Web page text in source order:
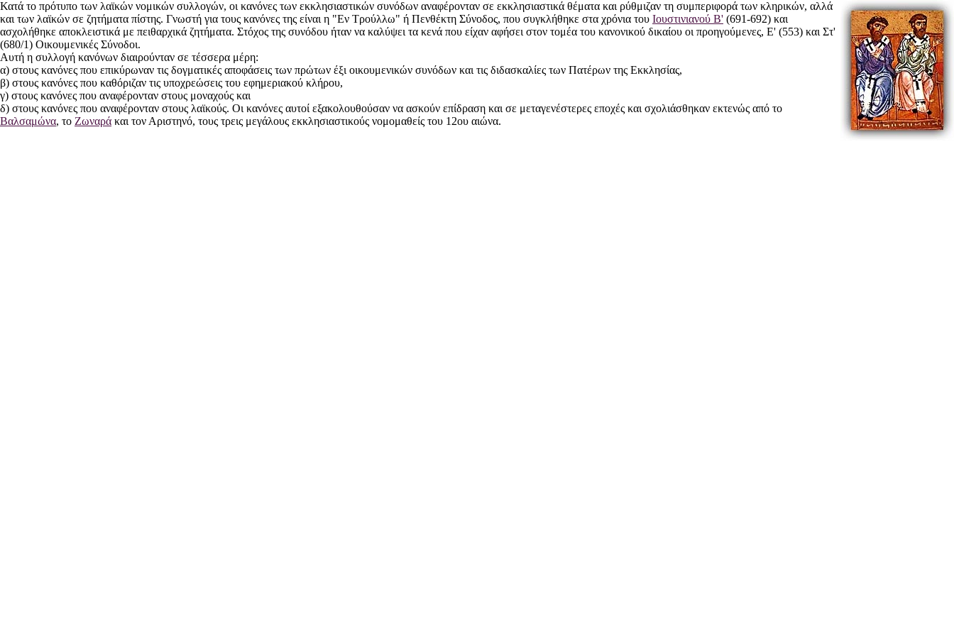
Κατά το πρότυπο των λαϊκών νομικών συλλογών, οι κανόνες των εκκλησιαστικών συνόδων αναφέρονταν σε εκκλησιαστικά θέματα και ρύθμιζαν τη συμπεριφορά των κληρικών, αλλά
και των λαϊκών σε ζητήματα πίστης. Γνωστή για τους κανόνες της είναι η "Εν Τρούλλω" ή Πενθέκτη Σύνοδος, που συγκλήθηκε στα χρόνια του Ιουστινιανού Β' (691-692) και
ασχολήθηκε αποκλειστικά με πειθαρχικά ζητήματα. Στόχος της συνόδου ήταν να καλύψει τα κενά που είχαν αφήσει στον τομέα του κανονικού δικαίου οι προηγούμενες, Ε' (553) και Στ'
(680/1) Οικουμενικές Σύνοδοι.
Αυτή η συλλογή κανόνων διαιρούνταν σε τέσσερα μέρη:
α) στους κανόνες που επικύρωναν τις δογματικές αποφάσεις των πρώτων έξι οικουμενικών συνόδων και τις διδασκαλίες των Πατέρων της Εκκλησίας,
β) στους κανόνες που καθόριζαν τις υποχρεώσεις του εφημεριακού κλήρου,
γ) στους κανόνες που αναφέρονταν στους μοναχούς και
δ) στους κανόνες που αναφέρονταν στους λαϊκούς. Οι κανόνες αυτοί εξακολουθούσαν να ασκούν επίδραση και σε μεταγενέστερες εποχές και σχολιάσθηκαν εκτενώς από το
Βαλσαμώνα, το Ζωναρά και τον Αριστηνό, τους τρεις μεγάλους εκκλησιαστικούς νομομαθείς του 12ου αιώνα.